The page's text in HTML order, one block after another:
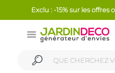
Exclu : -15% sur les offres